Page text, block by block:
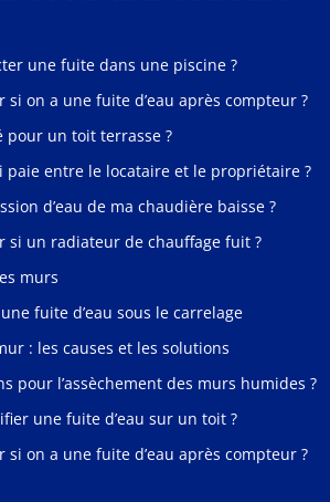
une fuite dans une piscine ?
si on a une fuite d’eau après compteur ?
pour un toit terrasse ?
paie entre le locataire et le propriétaire ?
d’eau de ma chaudière baisse ?
si un radiateur de chauffage fuit ?
murs
fuite d’eau sous le carrelage
: les causes et les solutions
pour l’assèchement des murs humides ?
une fuite d’eau sur un toit ?
si on a une fuite d’eau après compteur ?